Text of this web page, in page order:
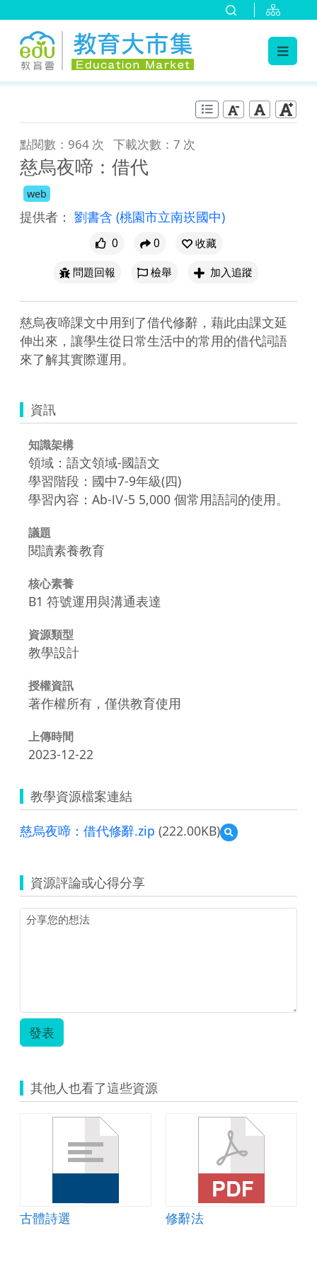
點閱數：964 次 下載次數：7 次
慈烏夜啼：借代
web
提供者： 劉書含 (桃園市立南崁國中)
0 0
收藏
問題回報
檢舉 加入追蹤
慈烏夜啼課文中用到了借代修辭，藉此由課文延
伸出來，讓學生從日常生活中的常用的借代詞語
來了解其實際運用。
資訊
知識架構
領域：語文領域-國語文
學習階段：國中7-9年級(四)
學習內容：Ab-Ⅳ-5 5,000 個常用語詞的使用。
議題
閱讀素養教育
核心素養
B1 符號運用與溝通表達
資源類型
教學設計
授權資訊
著作權所有，僅供教育使用
上傳時間
2023-12-22
教學資源檔案連結
慈烏夜啼：借代修辭.zip (222.00KB)
預
覽
啼：
借
資源評論或心得分享
發表
其他人也看了這些資源
古體詩選 修辭法